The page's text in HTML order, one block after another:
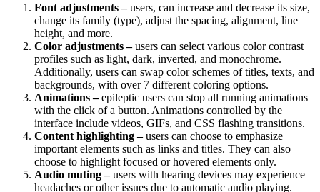
Font adjustments –users, can increase and decrease its size,
change its family (type), adjust the spacing, alignment, line
height, and more.
Color adjustments –users can select various color contrast
profiles such as light, dark, inverted, and monochrome.
Additionally, users can swap color schemes of titles, texts, and
backgrounds, with over 7 different coloring options.
Animations –epileptic users can stop all running animations
with the click of a button. Animations controlled by the
interface include videos, GIFs, and CSS flashing transitions.
Content highlighting –users can choose to emphasize
important elements such as links and titles. They can also
choose to highlight focused or hovered elements only.
Audio muting –users with hearing devices may experience
headaches or other issues due to automatic audio playing.